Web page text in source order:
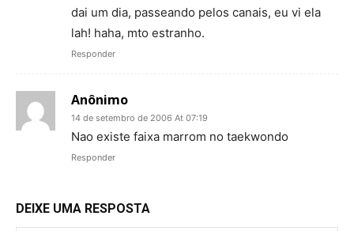
dai um dia, passeando pelos canais, eu vi ela
lah! haha, mto estranho.
Responder
Anônimo
14 de setembro de 2006 At 07:19
Nao existe faixa marrom no taekwondo
Responder
DEIXE UMA RESPOSTA